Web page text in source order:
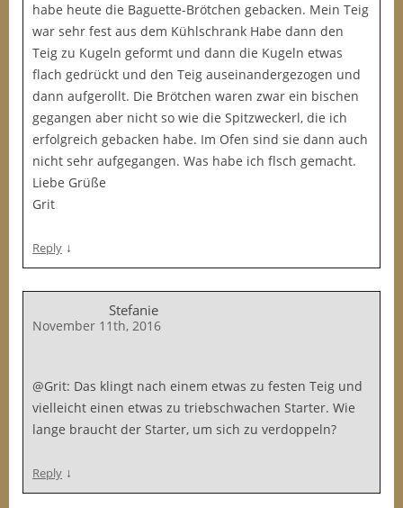
habe heute die Baguette-Brötchen gebacken. Mein Teig
war sehr fest aus dem Kühlschrank Habe dann den
Teig zu Kugeln geformt und dann die Kugeln etwas
flach gedrückt und den Teig auseinandergezogen und
dann aufgerollt. Die Brötchen waren zwar ein bischen
gegangen aber nicht so wie die Spitzweckerl, die ich
erfolgreich gebacken habe. Im Ofen sind sie dann auch
nicht sehr aufgegangen. Was habe ich flsch gemacht.
Liebe Grüße
Grit
Reply ↓
Stefanie
November 11th, 2016
@Grit: Das klingt nach einem etwas zu festen Teig und
vielleicht einen etwas zu triebschwachen Starter. Wie
lange braucht der Starter, um sich zu verdoppeln?
Reply ↓